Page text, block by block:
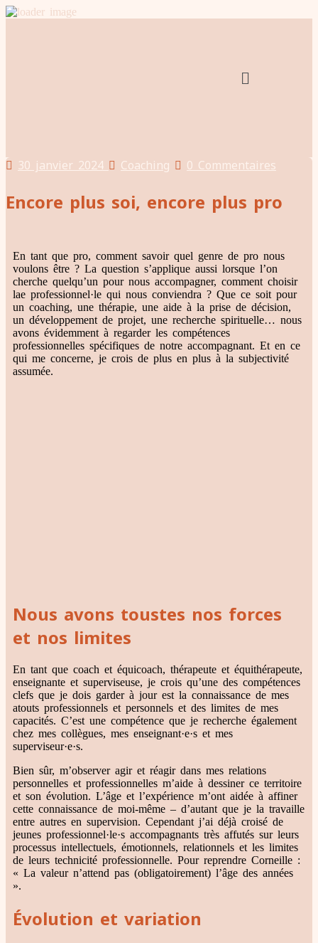
30 janvier 2024 Coaching 0 Commentaires
Encore plus soi, encore plus pro
En tant que pro, comment savoir quel genre de pro nous
voulons être ? La question s’applique aussi lorsque l’on
cherche quelqu’un pour nous accompagner, comment choisir
lae professionnel·le qui nous conviendra ? Que ce soit pour
un coaching, une thérapie, une aide à la prise de décision,
un développement de projet, une recherche spirituelle… nous
avons évidemment à regarder les compétences
professionnelles spécifiques de notre accompagnant. Et en ce
qui me concerne, je crois de plus en plus à la subjectivité
assumée.
Nous avons toustes nos forces
et nos limites
En tant que coach et équicoach, thérapeute et équithérapeute,
enseignante et superviseuse, je crois qu’une des compétences
clefs que je dois garder à jour est la connaissance de mes
atouts professionnels et personnels et des limites de mes
capacités. C’est une compétence que je recherche également
chez mes collègues, mes enseignant·e·s et mes
superviseur·e·s.
Bien sûr, m’observer agir et réagir dans mes relations
personnelles et professionnelles m’aide à dessiner ce territoire
et son évolution. L’âge et l’expérience m’ont aidée à affiner
cette connaissance de moi-même – d’autant que je la travaille
entre autres en supervision. Cependant j’ai déjà croisé de
jeunes professionnel·le·s accompagnants très affutés sur leurs
processus intellectuels, émotionnels, relationnels et les limites
de leurs technicité professionnelle. Pour reprendre Corneille :
« La valeur n’attend pas (obligatoirement) l’âge des années
».
Évolution et variation